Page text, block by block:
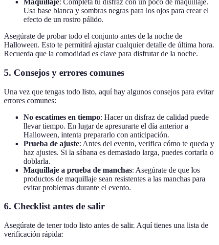
Maquillaje: Completa tu disfraz con un poco de maquillaje.
Usa base blanca y sombras negras para los ojos para crear el
efecto de un rostro pálido.
Asegúrate de probar todo el conjunto antes de la noche de
Halloween. Esto te permitirá ajustar cualquier detalle de última hora.
Recuerda que la comodidad es clave para disfrutar de la noche.
5. Consejos y errores comunes
Una vez que tengas todo listo, aquí hay algunos consejos para evitar
errores comunes:
No escatimes en tiempo: Hacer un disfraz de calidad puede
llevar tiempo. En lugar de apresurarte el día anterior a
Halloween, intenta prepararlo con anticipación.
Prueba de ajuste: Antes del evento, verifica cómo te queda y
haz ajustes. Si la sábana es demasiado larga, puedes cortarla o
doblarla.
Maquillaje a prueba de manchas: Asegúrate de que los
productos de maquillaje sean resistentes a las manchas para
evitar problemas durante el evento.
6. Checklist antes de salir
Asegúrate de tener todo listo antes de salir. Aquí tienes una lista de
verificación rápida: